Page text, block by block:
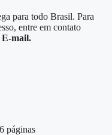
para todo Brasil. Para
entre em contato
mail.
páginas